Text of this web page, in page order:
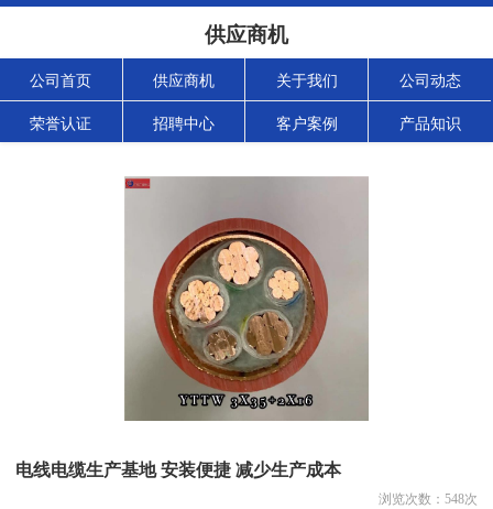
供应商机
公司首页 供应商机 关于我们 公司动态
荣誉认证 招聘中心 客户案例 产品知识
电线电缆生产基地 安装便捷 减少生产成本
浏览次数： 548次